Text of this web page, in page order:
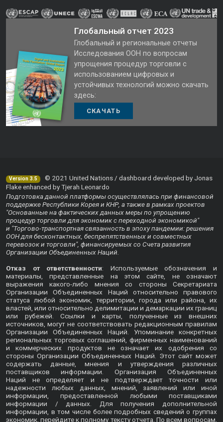
Глобальный отчет 2023
Глобальный и региональные отчеты
Исследования ООН по вопросам
упрощения процедур торговли с
использованием цифровых и
устойчивых технологий можно скачать
здесь:
СКАЧАТЬ
Version 3.5
© 2021 United Nations / dashboard developed by Jonas
Flake enhanced by Tjerah Leonardo
Подготовка данной платформы осуществлялась при финансовой
поддержке Республики Корея и КНР, а также в рамках проектов
"Основанные на фактических данных меры по упрощению
процедур торговли для экономик с переходной экономикой"
и "Торгово-транспортная связанность в эпоху пандемии: решения
ООН для бесконтактных, беспрепятственных и совместных
перевозок и торговли", финансируемых со Счета развития
Организации Объединенных Наций.
Отказ от ответственности: Используемые обозначения и
материалы, представленные на этом сайте, не означают
выражения какого-либо мнения со стороны Секретариата
Организации Объединенных Наций относительно правового
статуса любой экономик, территории, города или района, их
властей, или относительно делимитации и демаркации их границ
или рубежей. Ссылки и карты, полученные из внешних
источников, могут не соответствовать редакционным правилам
Организации Объединенных Наций. Упоминание конкретных
региональных торговых соглашений, фирменных наименований
и коммерческих продуктов не означает их одобрения со
стороны Организации Объединенных Наций. Этот сайт может
содержать данные, мнения и утверждения различных
поставщиков информации. Организация Объединенных
Наций не определяет и не подтверждает точности или
надежности любых данных, мнений, заявлений или иной
информации, предоставленной любыми поставщиками
информации / данных. Для получения дополнительной
информации, в том числе более подробных сведений о группах
экономик, перейдите кполному тексту отчета . По всем вопросам,